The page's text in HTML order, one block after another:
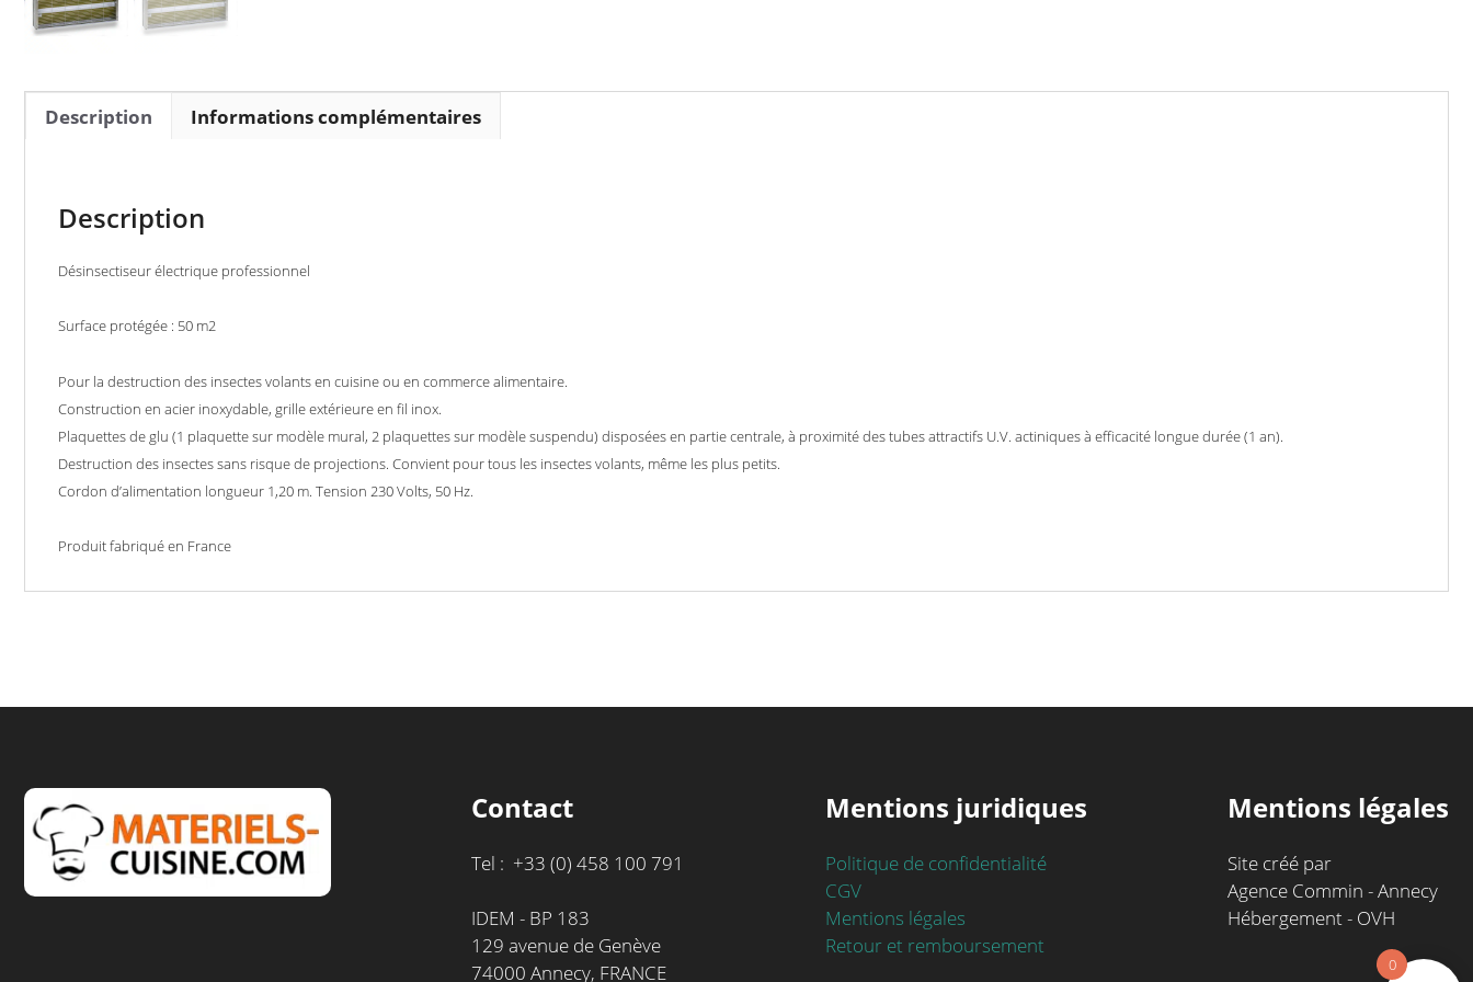
mm
Description Informations complémentaires
Description
Désinsectiseur électrique professionnel
Surface protégée : 50 m2
Pour la destruction des insectes volants en cuisine ou en commerce alimentaire.
Construction en acier inoxydable, grille extérieure en fil inox.
Plaquettes de glu (1 plaquette sur modèle mural, 2 plaquettes sur modèle suspendu) disposées en partie centrale, à proximité des tubes attractifs U.V. actiniques à efficacité longue durée (1 an).
Destruction des insectes sans risque de projections. Convient pour tous les insectes volants, même les plus petits.
Cordon d’alimentation longueur 1,20 m. Tension 230 Volts, 50 Hz.
Produit fabriqué en France
Contact
Tel : +33 (0) 458 100 791
IDEM - BP 183
129 avenue de Genève
74000 Annecy, FRANCE
Mentions juridiques
Politique de confidentialité
CGV
Mentions légales
Retour et remboursement
Mentions légales
Site créé par
Agence Commin - Annecy
Hébergement - OVH
0